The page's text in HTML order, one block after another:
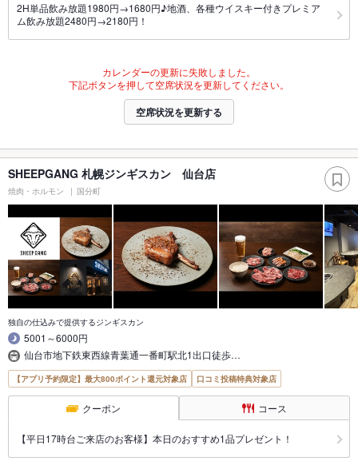
2H単品飲み放題1980円→1680円♪地酒、各種ウイスキー付きプレミア
ム飲み放題2480円→2180円！
カレンダーの更新に失敗しました。
下記ボタンを押して空席状況を更新してください。
空席状況を更新する
SHEEPGANG 札幌ジンギスカン 仙台店
焼肉・ホルモン 国分町
独自の仕込みで提供するジンギスカン
5001～6000円
仙台市地下鉄東西線青葉通一番町駅北1出口徒歩…
【アプリ予約限定】最大800ポイント還元対象店 口コミ投稿特典対象店
クーポン コース
【平日17時台ご来店のお客様】本日のおすすめ1品プレゼント！